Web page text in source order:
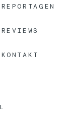
REPORTAGEN
REVIEWS
KONTAKT